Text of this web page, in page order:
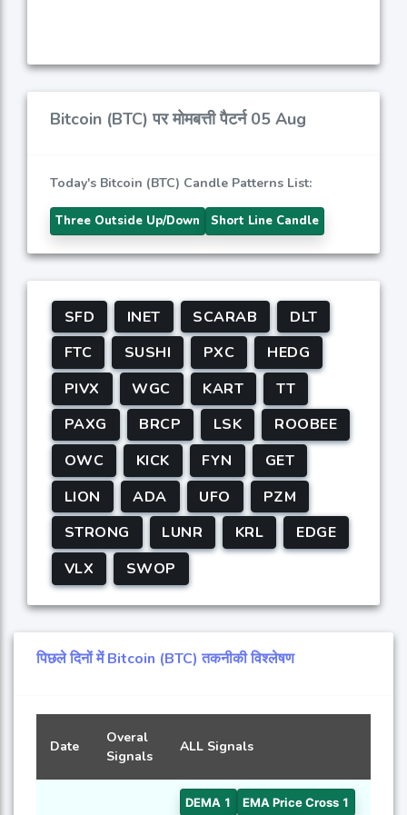
Bitcoin (BTC) पर मोमबत्ती पैटर्न 05 Aug
Today's Bitcoin (BTC) Candle Patterns List:
Three Outside Up/Down Short Line Candle
SFD INET SCARAB
DLT
FTC
SUSHI PXC
HEDG
PIVX
WGC KART
TT
PAXG
BRCP LSK
ROOBEE
OWC
KICK FYN
GET
LION
ADA UFO
PZM
STRONG
LUNR KRL
EDGE
VLX
SWOP
पिछले दिनों में Bitcoin (BTC) तकनीकी विश्लेषण
Date
Overal
Signals
ALL Signals
DEMA 1 EMA Price Cross 1